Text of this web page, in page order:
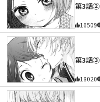
第3話②
16509
第3話③
18020